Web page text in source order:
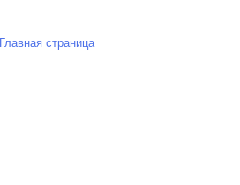
Главная страница